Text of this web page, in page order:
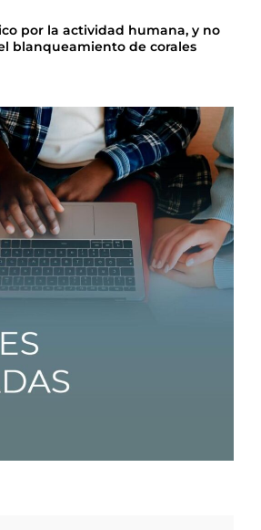
por la actividad humana, y no
blanqueamiento de corales